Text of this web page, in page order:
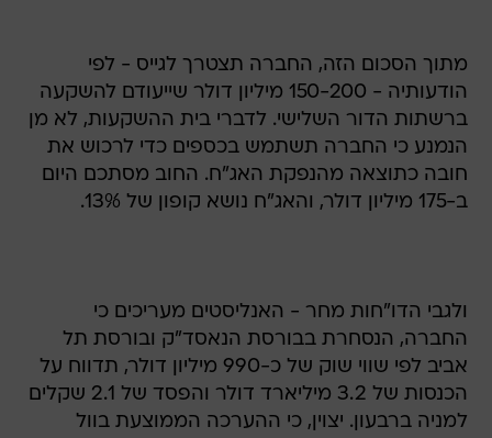
מתוך הסכום הזה, החברה תצטרך לגייס - לפי
הודעותיה - 150-200 מיליון דולר שייעודם להשקעה
ברשתות הדור השלישי. לדברי בית ההשקעות, לא מן
הנמנע כי החברה תשתמש בכספים כדי לרכוש את
חובה כתוצאה מהנפקת האג"ח. החוב מסתכם היום
ב-175 מיליון דולר, והאג"ח נושא קופון של 13%.
ולגבי הדו"חות מחר - האנליסטים מעריכים כי
החברה, הנסחרת בבורסת הנאסד"ק ובורסת תל
אביב לפי שווי שוק של כ-990 מיליון דולר, תדווח על
הכנסות של 3.2 מיליארד דולר והפסד של 2.1 שקלים
למניה ברבעון. יצוין, כי ההערכה הממוצעת בוול